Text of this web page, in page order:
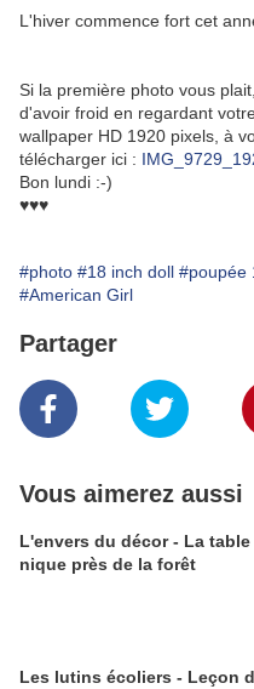
L'hiver commence fort cet
Si la première photo vous
d'avoir froid en regardant
wallpaper HD 1920 pixels, à
télécharger ici :
Bon lundi :-)
♥♥♥
#photo #18 inch doll #poupée
#American Girl
Partager
Vous aimerez aussi
L'envers du décor - La
nique près de la forêt
Les lutins écoliers - Leçon